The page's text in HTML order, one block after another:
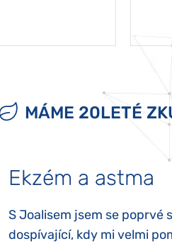
MÁME 20LETÉ
Ekzém a astma
S Joalisem jsem se poprvé
dospívající, kdy mi velmi